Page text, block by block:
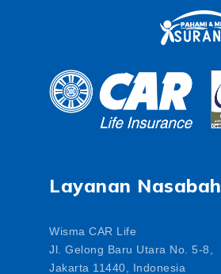
Layanan Nasabah
Wisma CAR Life
Jl. Gelong Baru Utara No. 5-8,
Jakarta 11440, Indonesia